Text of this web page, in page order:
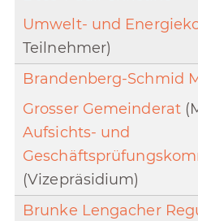
Umwelt- und
Teilnehmer)
Brandenberg-Schmid
Grosser Gemeinderat
Aufsichts- und
(Vizepräsidium)
Brunke Lengacher